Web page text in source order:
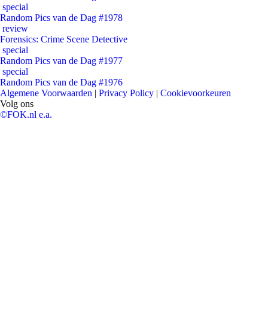
special
Random Pics van de Dag #1978
review
Forensics: Crime Scene Detective
special
Random Pics van de Dag #1977
special
Random Pics van de Dag #1976
Algemene Voorwaarden | Privacy Policy | Cookievoorkeuren
Volg ons
©FOK.nl e.a.